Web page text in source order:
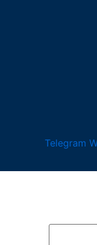
Telegram